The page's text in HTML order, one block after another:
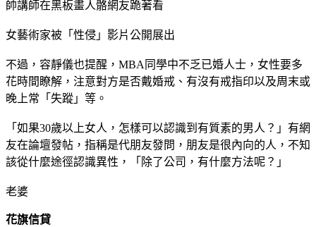
帥講師在黑板畫人骼網友跪著看
女藝術家被「性侵」影片公開展出
不過，容靜儀也提醒，MBA同學中不乏已婚人士，女性要多
花時間瞭解，注意對方是否戴婚戒、有沒有戒指印以及周末或
晚上常「失蹤」等。
「如果30歲以上女人，怎樣可以認識到有質素的男人？」有網
友在論壇發帖，指稱是代朋友發問，朋友是很內向的人，不知
該從什麼途徑認識異性，「除了公司，有什麼方法呢？」
老婆
花旗信貸